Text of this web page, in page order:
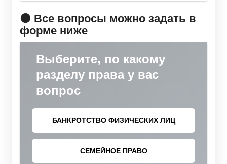
🟠 Все вопросы можно задать в
форме ниже